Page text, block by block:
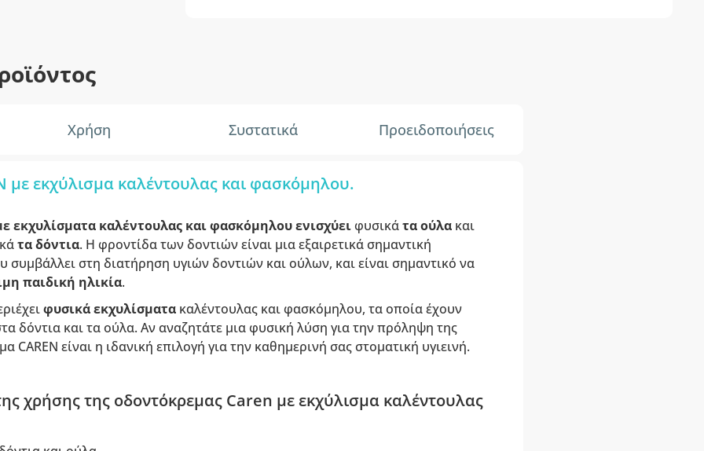
Χρήση Συστατικά Προειδοποιήσεις
με εκχύλισμα καλέντουλας και φασκόμηλου.
εκχυλίσματα καλέντουλας και φασκόμηλου ενισχύειφυσικάτα ούλακαι
τα δόντια. Η φροντίδα των δοντιών είναι μια εξαιρετικά σημαντική
συμβάλλει στη διατήρηση υγιών δοντιών και ούλων, και είναι σημαντικό να
παιδική ηλικία.
φυσικά εκχυλίσματακαλέντουλας και φασκόμηλου, τα οποία έχουν
δόντια και τα ούλα. Αν αναζητάτε μια φυσική λύση για την πρόληψη της
CAREN είναι η ιδανική επιλογή για την καθημερινή σας στοματική υγιεινή.
χρήσης της οδοντόκρεμας Caren με εκχύλισμα καλέντουλας